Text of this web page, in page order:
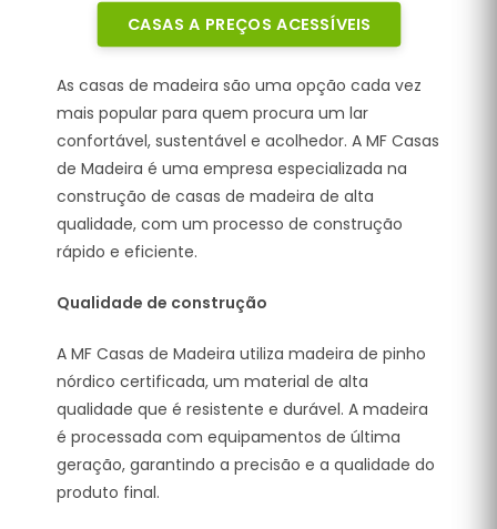
CASAS A PREÇOS ACESSÍVEIS
As casas de madeira são uma opção cada vez
mais popular para quem procura um lar
confortável, sustentável e acolhedor. A MF Casas
de Madeira é uma empresa especializada na
construção de casas de madeira de alta
qualidade, com um processo de construção
rápido e eficiente.
Qualidade de construção
A MF Casas de Madeira utiliza madeira de pinho
nórdico certificada, um material de alta
qualidade que é resistente e durável. A madeira
é processada com equipamentos de última
geração, garantindo a precisão e a qualidade do
produto final.